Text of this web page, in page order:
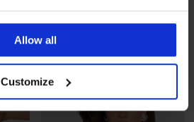
Allow all
Customize
Grudnjak Sophie I.
Polupodstavljeni
57,99 €